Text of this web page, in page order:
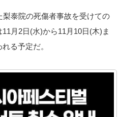
泰院の死傷者事故を受けての
月2日(水)から11月10日(木)ま
る予定だ。